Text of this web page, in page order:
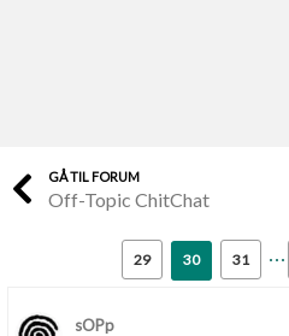
Finn håndverkere
Skaff dokumentasjon som mangler
GÅ TIL FORUM
Off-Topic ChitChat
29 30 31
sOPp